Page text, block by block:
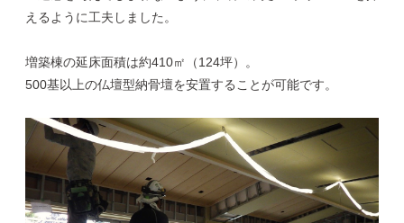
えるように工夫しました。
増築棟の延床面積は約410㎡（124坪）。
500基以上の仏壇型納骨壇を安置することが可能です。